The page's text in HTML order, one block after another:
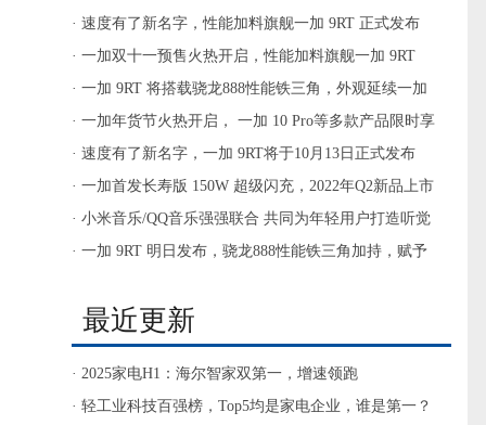
队热潮
· 速度有了新名字，性能加料旗舰一加 9RT 正式发布
· 一加双十一预售火热开启，性能加料旗舰一加 9RT
3199元起
· 一加 9RT 将搭载骁龙888性能铁三角，外观延续一加
质感设计
· 一加年货节火热开启， 一加 10 Pro等多款产品限时享
新春好礼
· 速度有了新名字，一加 9RT将于10月13日正式发布
· 一加首发长寿版 150W 超级闪充，2022年Q2新品上市
搭载
· 小米音乐/QQ音乐强强联合 共同为年轻用户打造听觉
盛宴
· 一加 9RT 明日发布，骁龙888性能铁三角加持，赋予
最近更新
· 2025家电H1：海尔智家双第一，增速领跑
· 轻工业科技百强榜，Top5均是家电企业，谁是第一？